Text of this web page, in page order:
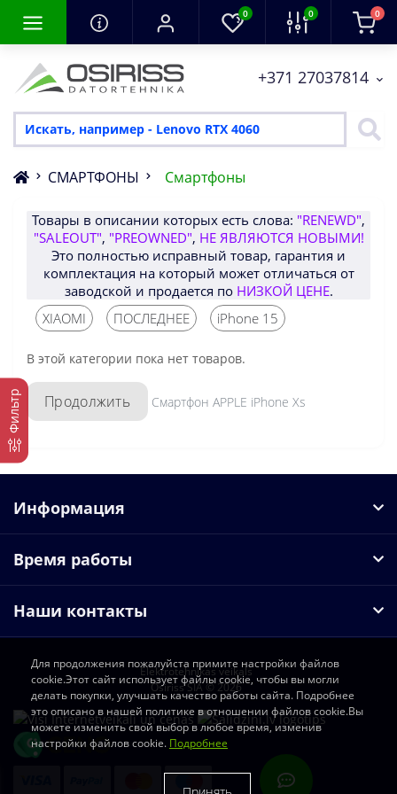
0 0 0
+371 27037814
СМАРТФОНЫ Смартфоны
Фильтр
Товары в описании которых есть слова: "RENEWD",
"SALEOUT", "PREOWNED", НЕ ЯВЛЯЮТСЯ НОВЫМИ!
Это полностью исправный товар, гарантия и
комплектация на который может отличаться от
заводской и продается по НИЗКОЙ ЦЕНЕ.
XIAOMI
ПОСЛЕДНЕЕ iPhone 15
В этой категории пока нет товаров.
Продолжить Смартфон APPLE iPhone Xs
Информация
Время работы
Наши контакты
Elektrotehnikas veikals
Osiriss SIA © 2026
Для продолжения пожалуйста примите настройки файлов
cookie.Этот сайт использует файлы cookie, чтобы вы могли
делать покупки, улучшать качество работы сайта. Подробнее
это описано в нашей политике в отношении файлов cookie.Вы
можете изменить свой выбор в любое время, изменив
настройки файлов cookie. Подробнее